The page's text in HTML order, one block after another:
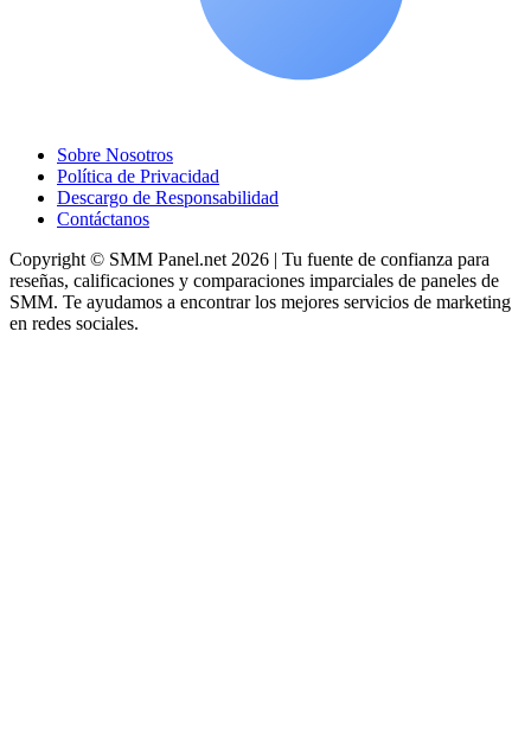
Sobre Nosotros
Política de Privacidad
Descargo de Responsabilidad
Contáctanos
Copyright © SMM Panel.net 2026 | Tu fuente de confianza para
reseñas, calificaciones y comparaciones imparciales de paneles de
SMM. Te ayudamos a encontrar los mejores servicios de marketing
en redes sociales.